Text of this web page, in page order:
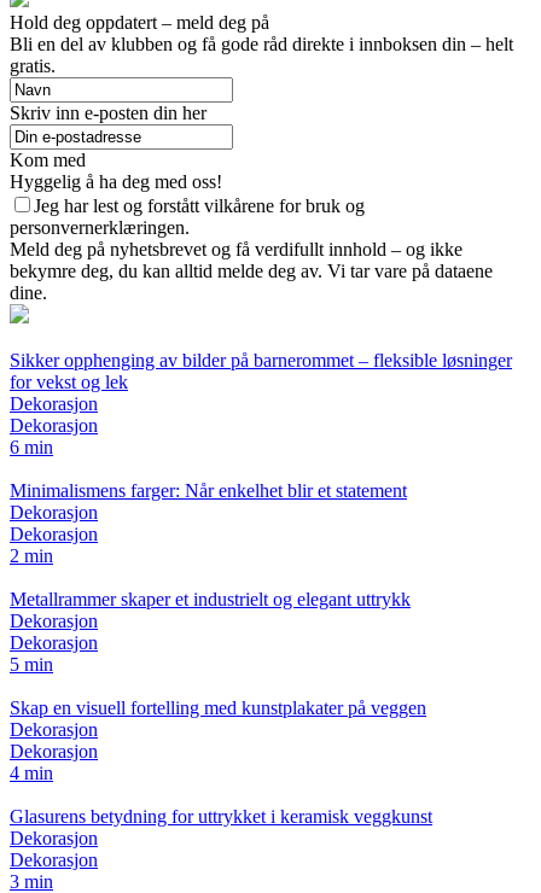
Hold deg oppdatert – meld deg på
Bli en del av klubben og få gode råd direkte i innboksen din – helt
gratis.
Skriv inn e-posten din her
Kom med
Hyggelig å ha deg med oss!
Jeg har lest og forstått vilkårene for bruk og
personvernerklæringen.
Meld deg på nyhetsbrevet og få verdifullt innhold – og ikke
bekymre deg, du kan alltid melde deg av. Vi tar vare på dataene
dine.
Sikker opphenging av bilder på barnerommet – fleksible løsninger
for vekst og lek
Dekorasjon
Dekorasjon
6 min
Minimalismens farger: Når enkelhet blir et statement
Dekorasjon
Dekorasjon
2 min
Metallrammer skaper et industrielt og elegant uttrykk
Dekorasjon
Dekorasjon
5 min
Skap en visuell fortelling med kunstplakater på veggen
Dekorasjon
Dekorasjon
4 min
Glasurens betydning for uttrykket i keramisk veggkunst
Dekorasjon
Dekorasjon
3 min